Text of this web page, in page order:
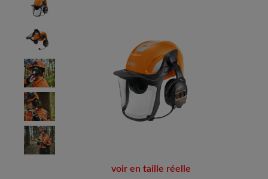
voir en taille réelle